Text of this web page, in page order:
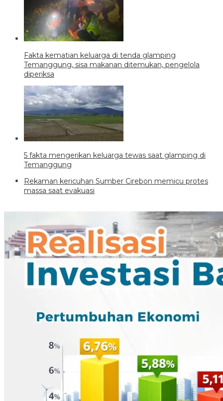
Fakta kematian keluarga di tenda glamping
Temanggung, sisa makanan ditemukan, pengelola
diperiksa
5 fakta mengerikan keluarga tewas saat glamping di
Temanggung
Rekaman kericuhan Sumber Cirebon memicu protes
massa saat evakuasi